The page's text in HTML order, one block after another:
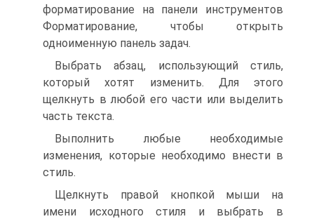
форматирование на панели инструментов
Форматирование, чтобы открыть
одноименную панель задач.
Выбрать абзац, использующий стиль,
который хотят изменить. Для этого
щелкнуть в любой его части или выделить
часть текста.
Выполнить любые необходимые
изменения, которые необходимо внести в
стиль.
Щелкнуть правой кнопкой мыши на
имени исходного стиля и выбрать в